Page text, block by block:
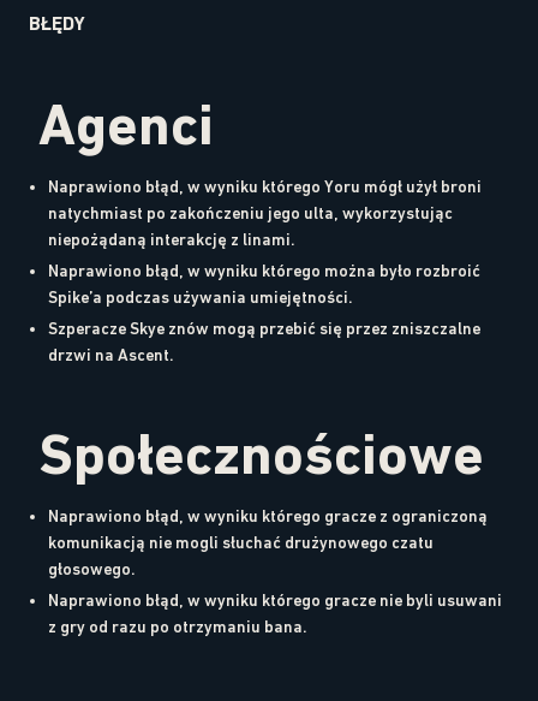
BŁĘDY
Agenci
Naprawiono błąd, w wyniku którego Yoru mógł użył broni
natychmiast po zakończeniu jego ulta, wykorzystując
niepożądaną interakcję z linami.
Naprawiono błąd, w wyniku którego można było rozbroić
Spike’a podczas używania umiejętności.
Szperacze Skye znów mogą przebić się przez zniszczalne
drzwi na Ascent.
Społecznościowe
Naprawiono błąd, w wyniku którego gracze z ograniczoną
komunikacją nie mogli słuchać drużynowego czatu
głosowego.
Naprawiono błąd, w wyniku którego gracze nie byli usuwani
z gry od razu po otrzymaniu bana.